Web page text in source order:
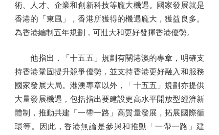
術、人才、企業和創新科技等龐大機遇。國家發展就是
香港的「東風」，香港所獲得的機遇龐大，獲益良多。
為香港編制五年規劃，可壯大和更好發揮香港優勢。
他指出，「十五五」規劃有關港澳的專章，明確支
持香港鞏固提升競爭優勢，並支持香港更好融入和服務
國家發展大局。港澳專章以外，「十五五」規劃亦提供
大量發展機遇，包括指出要建設更高水平開放型經濟新
體制，推動共建「一帶一路」高質量發展，拓展國際循
環等。因此，香港無論是參與和推動「一帶一路」建